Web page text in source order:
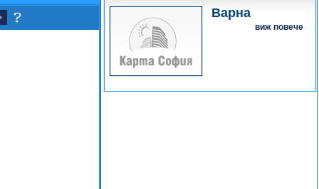
Варна
виж повече